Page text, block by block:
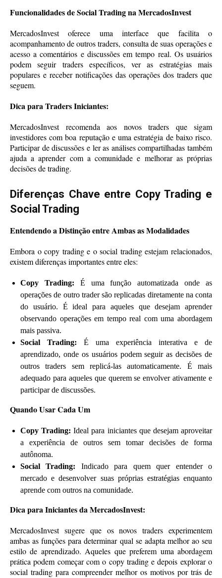
Funcionalidades de Social Trading na MercadosInvest
MercadosInvest oferece uma interface que facilita o
acompanhamento de outros traders, consulta de suas operações e
acesso a comentários e discussões em tempo real. Os usuários
podem seguir traders específicos, ver as estratégias mais
populares e receber notificações das operações dos traders que
seguem.
Dica para Traders Iniciantes:
MercadosInvest recomenda aos novos traders que sigam
investidores com boa reputação e uma estratégia de baixo risco.
Participar de discussões e ler as análises compartilhadas também
ajuda a aprender com a comunidade e melhorar as próprias
decisões de trading.
Diferenças Chave entre Copy Trading e
Social Trading
Entendendo a Distinção entre Ambas as Modalidades
Embora o copy trading e o social trading estejam relacionados,
existem diferenças importantes entre eles:
Copy Trading: É uma função automatizada onde as
operações de outro trader são replicadas diretamente na conta
do usuário. É ideal para aqueles que desejam aprender
observando operações em tempo real com uma abordagem
mais passiva.
Social Trading: É uma experiência interativa e de
aprendizado, onde os usuários podem seguir as decisões de
outros traders sem replicá-las automaticamente. É mais
adequado para aqueles que querem se envolver ativamente e
participar de discussões.
Quando Usar Cada Um
Copy Trading: Ideal para iniciantes que desejam aproveitar
a experiência de outros sem tomar decisões de forma
autônoma.
Social Trading: Indicado para quem quer entender o
mercado e desenvolver suas próprias estratégias enquanto
aprende com outros na comunidade.
Dica para Iniciantes da MercadosInvest:
MercadosInvest sugere que os novos traders experimentem
ambas as funções para determinar qual se adapta melhor ao seu
estilo de aprendizado. Aqueles que preferem uma abordagem
prática podem começar com o copy trading e depois explorar o
social trading para compreender melhor os motivos por trás de